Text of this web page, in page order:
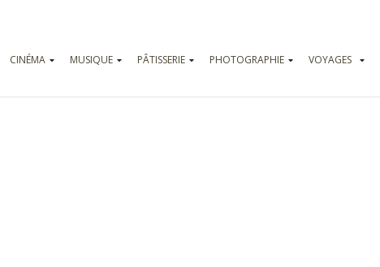
CINÉMA MUSIQUE PÂTISSERIE PHOTOGRAPHIE
VOYAGES
Parcs